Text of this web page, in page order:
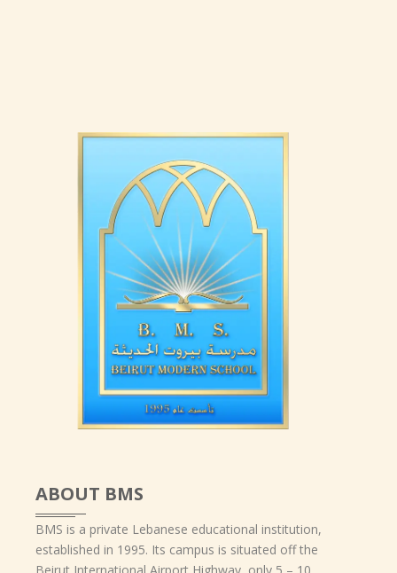
ABOUT BMS
BMS is a private Lebanese educational institution,
established in 1995. Its campus is situated off the